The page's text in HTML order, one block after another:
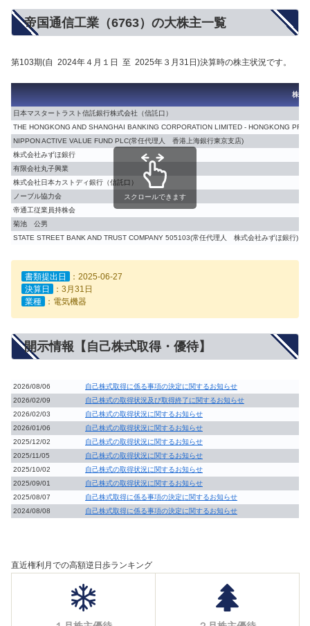
帝国通信工業（6763）の大株主一覧
第103期(自 2024年４月１日 至 2025年３月31日)決算時の株主状況です。
株主
日本マスタートラスト信託銀行株式会社（信託口）
THE HONGKONG AND SHANGHAI BANKING CORPORATION LIMITED - HONGKONG
NIPPON ACTIVE VALUE FUND PLC(常任代理人 香港上海銀行東京支店)
株式会社みずほ銀行
有限会社丸子興業
株式会社日本カストディ銀行（信託口）
ノーブル協力会
帝通工従業員持株会
菊池 公男
STATE STREET BANK AND TRUST COMPANY 505103(常任代理人 株式会社みずほ銀行)
スクロールできます
書類提出日
：2025-06-27
決算日
：3月31日
業種
：電気機器
開示情報【自己株式取得・優待】
2026/08/06
自己株式取得に係る事項の決定に関するお知らせ
2026/02/09
自己株式の取得状況及び取得終了に関するお知らせ
2026/02/03
自己株式の取得状況に関するお知らせ
2026/01/06
自己株式の取得状況に関するお知らせ
2025/12/02
自己株式の取得状況に関するお知らせ
2025/11/05
自己株式の取得状況に関するお知らせ
2025/10/02
自己株式の取得状況に関するお知らせ
2025/09/01
自己株式の取得状況に関するお知らせ
2025/08/07
自己株式取得に係る事項の決定に関するお知らせ
2024/08/08
自己株式取得に係る事項の決定に関するお知らせ
直近権利月での高額逆日歩ランキング